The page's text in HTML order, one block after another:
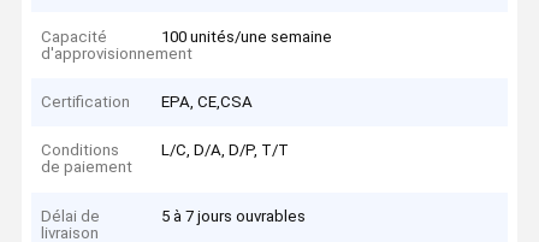
Capacité
d'approvisionnement
100 unités/une semaine
Certification EPA, CE,CSA
Conditions
de paiement
L/C, D/A, D/P, T/T
Délai de
livraison
5 à 7 jours ouvrables